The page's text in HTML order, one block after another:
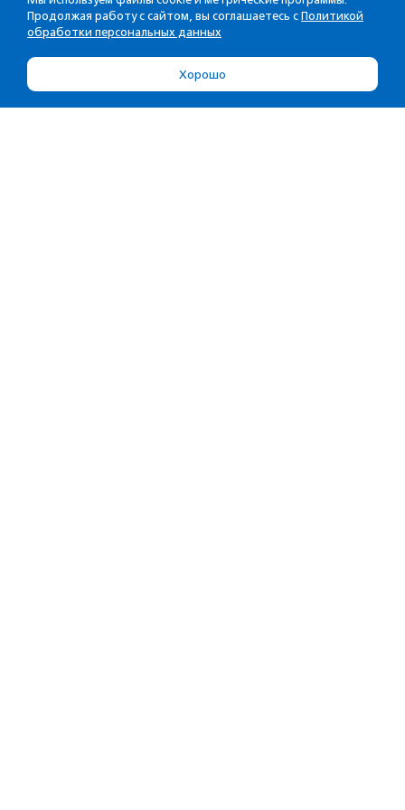
Продолжая работу с сайтом, вы соглашаетесь с Политикой
обработки персональных данных
Хорошо